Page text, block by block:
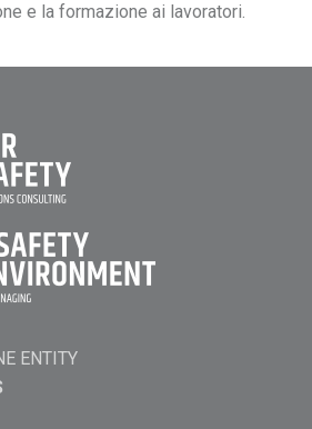
e la formazione ai lavoratori.
ENTITY